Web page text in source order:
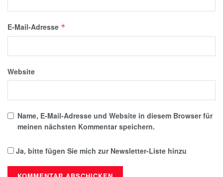
E-Mail-Adresse *
Website
Name, E-Mail-Adresse und Website in diesem Browser für
meinen nächsten Kommentar speichern.
Ja, bitte fügen Sie mich zur Newsletter-Liste hinzu